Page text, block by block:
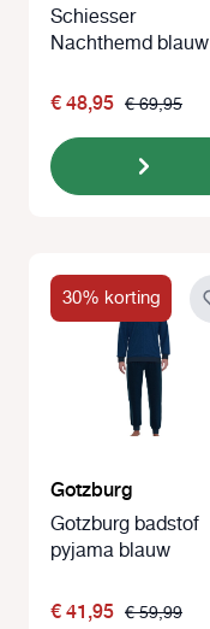
Schiesser
Nachthemd blauw
€ 48,95 € 69,95
30% korting
Gotzburg
Gotzburg badstof
pyjama blauw
€ 41,95 € 59,99